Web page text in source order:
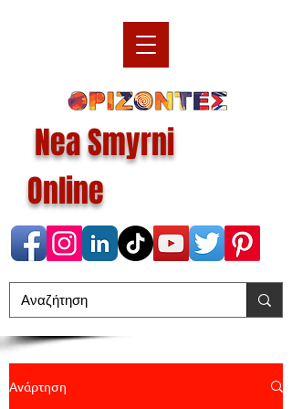
Nea Smyrni
Online
Ανάρτηση